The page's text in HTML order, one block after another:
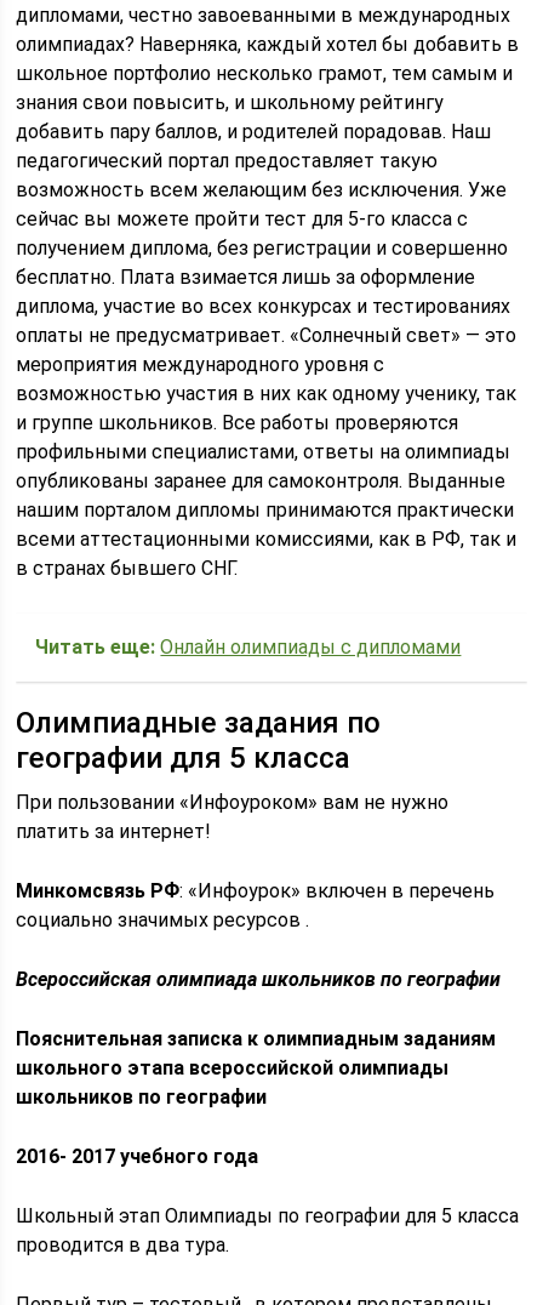
дипломами, честно завоеванными в международных
олимпиадах? Наверняка, каждый хотел бы добавить в
школьное портфолио несколько грамот, тем самым и
знания свои повысить, и школьному рейтингу
добавить пару баллов, и родителей порадовав. Наш
педагогический портал предоставляет такую
возможность всем желающим без исключения. Уже
сейчас вы можете пройти тест для 5-го класса с
получением диплома, без регистрации и совершенно
бесплатно. Плата взимается лишь за оформление
диплома, участие во всех конкурсах и тестированиях
оплаты не предусматривает. «Солнечный свет» — это
мероприятия международного уровня с
возможностью участия в них как одному ученику, так
и группе школьников. Все работы проверяются
профильными специалистами, ответы на олимпиады
опубликованы заранее для самоконтроля. Выданные
нашим порталом дипломы принимаются практически
всеми аттестационными комиссиями, как в РФ, так и
в странах бывшего СНГ.
Читать еще: Онлайн олимпиады с дипломами
Олимпиадные задания по
географии для 5 класса
При пользовании «Инфоуроком» вам не нужно
платить за интернет!
Минкомсвязь РФ: «Инфоурок» включен в перечень
социально значимых ресурсов .
Всероссийская олимпиада школьников по географии
Пояснительная записка к олимпиадным заданиям
школьного этапа всероссийской олимпиады
школьников по географии
2016- 2017 учебного года
Школьный этап Олимпиады по географии для 5 класса
проводится в два тура.